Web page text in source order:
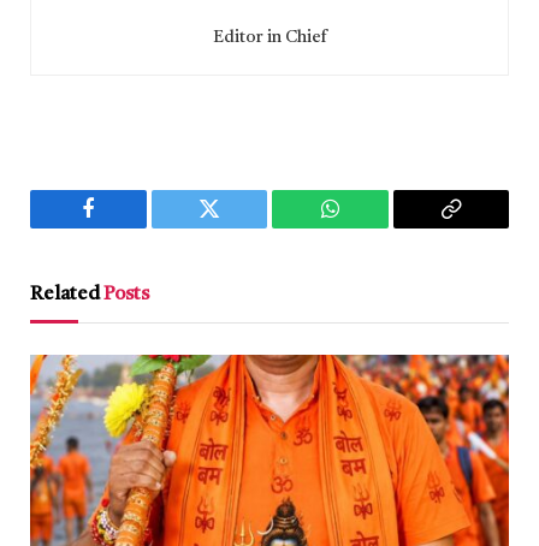
Editor in Chief
Facebook Twitter WhatsApp
Copy
RelatedPosts